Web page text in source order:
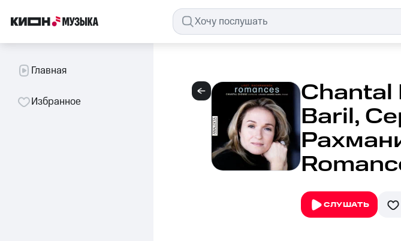
Главная
Избранное Chantal
Baril,
СЛУШАТЬ